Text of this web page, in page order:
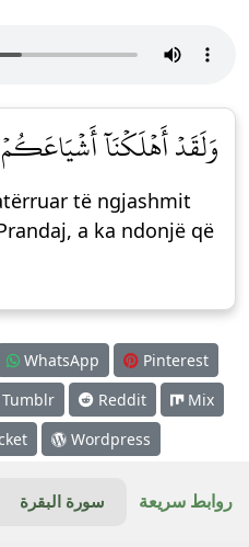
وَلَقَدۡ أَهۡلَكۡنَآ
të ngjashmit
a ka ndonjë që
WhatsApp
Pinterest
Tumblr Reddit
Mix
Wordpress
روابط سريعة سورة البقرة